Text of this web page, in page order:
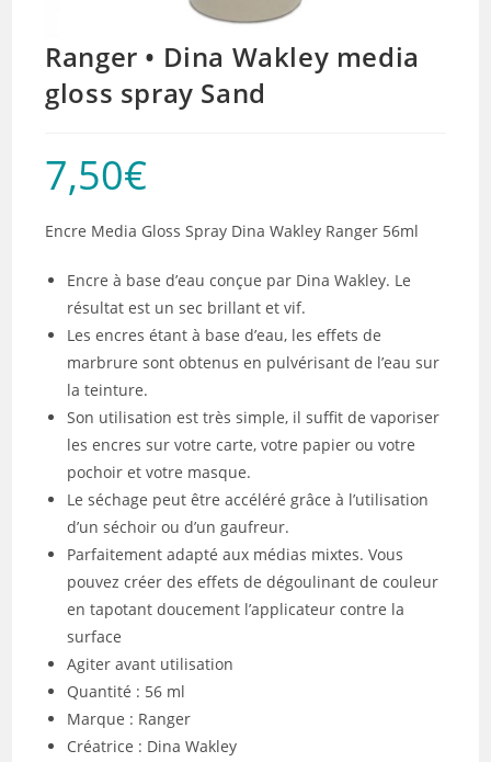
Ranger • Dina Wakley media
gloss spray Sand
7,50€
Encre Media Gloss Spray Dina Wakley Ranger 56ml
Encre à base d’eau conçue par Dina Wakley. Le
résultat est un sec brillant et vif.
Les encres étant à base d’eau, les effets de
marbrure sont obtenus en pulvérisant de l’eau sur
la teinture.
Son utilisation est très simple, il suffit de vaporiser
les encres sur votre carte, votre papier ou votre
pochoir et votre masque.
Le séchage peut être accéléré grâce à l’utilisation
d’un séchoir ou d’un gaufreur.
Parfaitement adapté aux médias mixtes. Vous
pouvez créer des effets de dégoulinant de couleur
en tapotant doucement l’applicateur contre la
surface
Agiter avant utilisation
Quantité : 56 ml
Marque : Ranger
Créatrice : Dina Wakley